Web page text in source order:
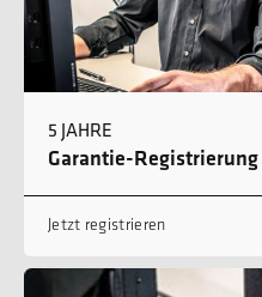
5 JAHRE
Garantie-Registrierung
Jetzt registrieren